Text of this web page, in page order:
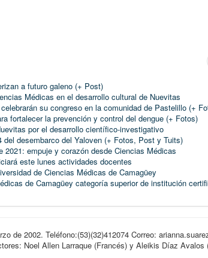
a futuro galeno (+ Post)
Médicas en el desarrollo cultural de Nuevitas
su congreso en la comunidad de Pastelillo (+
fortalecer la prevención y control del dengue (+ Fotos)
por el desarrollo científico-investiga­tivo
del desembarco del Yaloven (+ Fotos, Post y Tuits)
2021: empuje y corazón desde Ciencias Médicas
este lunes actividades docentes
de Ciencias Médicas de Camagüey
de Camagüey categoría superior de institución
de 2002. Teléfono:(53)(32)412074 Correo:
Noel Allen Larraque (Francés) y Aleikis Díaz Avalos